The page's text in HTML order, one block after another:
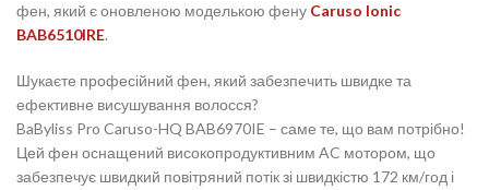
фен, який є оновленою моделькою фену Caruso Ionic
BAB6510IRE.
Шукаєте професійний фен, який забезпечить швидке та
ефективне висушування волосся?
BaByliss Pro Caruso-HQ BAB6970IE – саме те, що вам потрібно!
Цей фен оснащений високопродуктивним AC мотором, що
забезпечує швидкий повітряний потік зі швидкістю 172 км/год і